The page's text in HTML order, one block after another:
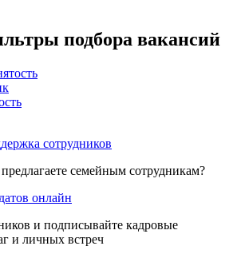
подбора вакансий
сотрудников
семейным сотрудникам?
онлайн
и подписывайте кадровые
и личных встреч